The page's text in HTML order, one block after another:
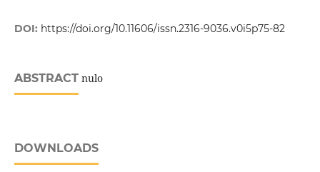
DOI: https://doi.org/10.11606/issn.2316-9036.v0i5p75-82
ABSTRACTnulo
DOWNLOADS